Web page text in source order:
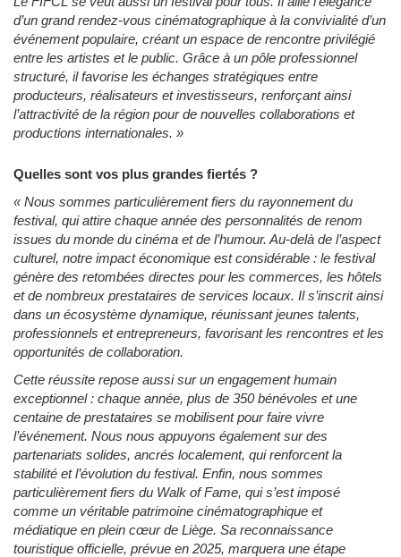
d’un grand rendez-vous cinématographique à la convivialité d’un
événement populaire, créant un espace de rencontre privilégié
entre les artistes et le public. Grâce à un pôle professionnel
structuré, il favorise les échanges stratégiques entre
producteurs, réalisateurs et investisseurs, renforçant ainsi
l’attractivité de la région pour de nouvelles collaborations et
productions internationales. »
Quelles sont vos plus grandes fiertés ?
« Nous sommes particulièrement fiers du rayonnement du
festival, qui attire chaque année des personnalités de renom
issues du monde du cinéma et de l’humour. Au-delà de l’aspect
culturel, notre impact économique est considérable : le festival
génère des retombées directes pour les commerces, les hôtels
et de nombreux prestataires de services locaux. Il s’inscrit ainsi
dans un écosystème dynamique, réunissant jeunes talents,
professionnels et entrepreneurs, favorisant les rencontres et les
opportunités de collaboration.
Cette réussite repose aussi sur un engagement humain
exceptionnel : chaque année, plus de 350 bénévoles et une
centaine de prestataires se mobilisent pour faire vivre
l’événement. Nous nous appuyons également sur des
partenariats solides, ancrés localement, qui renforcent la
stabilité et l’évolution du festival. Enfin, nous sommes
particulièrement fiers du Walk of Fame, qui s’est imposé
comme un véritable patrimoine cinématographique et
médiatique en plein cœur de Liège. Sa reconnaissance
touristique officielle, prévue en 2025, marquera une étape